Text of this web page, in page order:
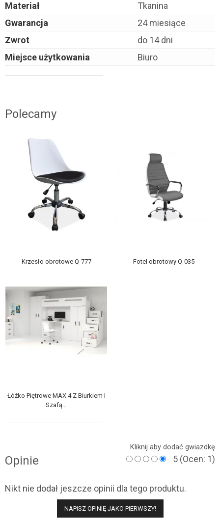
Materiał
Tkanina
Gwarancja
24 miesiące
Zwrot
do 14 dni
Miejsce użytkowania
Biuro
Polecamy
Krzesło obrotowe Q-777 Fotel obrotowy Q-035
Łóżko Piętrowe MAX 4 Z Biurkiem I
Szafą...
Opinie
Kliknij aby dodać gwiazdkę
5 (Ocen: 1)
Nikt nie dodał jeszcze opinii dla tego produktu.
NAPISZ OPINIĘ JAKO PIERWSZY!